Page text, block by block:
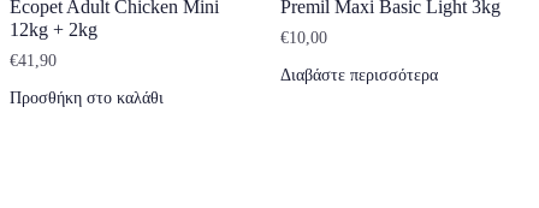
Ecopet Adult Chicken Mini
12kg + 2kg
€41,90
Προσθήκη στο καλάθι
Premil Maxi Basic Light 3kg
€10,00
Διαβάστε περισσότερα